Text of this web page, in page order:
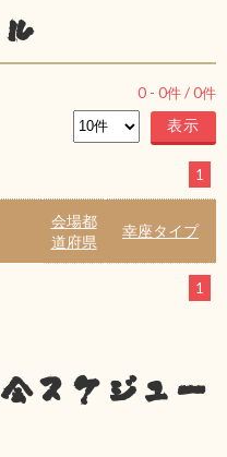
0 - 0件 /0件
1
会場都
道府県
幸座タイプ
1
スケジュー